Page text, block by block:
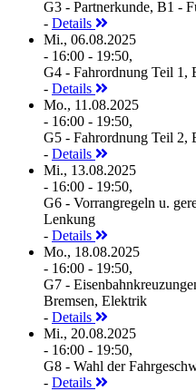
G3 - Partnerkunde, B1 -
- Details
Mi., 06.08.2025
- 16:00 - 19:50,
G4 - Fahrordnung Teil 1,
- Details
Mo., 11.08.2025
- 16:00 - 19:50,
G5 - Fahrordnung Teil 2,
- Details
Mi., 13.08.2025
- 16:00 - 19:50,
G6 - Vorrangregeln u.
Lenkung
- Details
Mo., 18.08.2025
- 16:00 - 19:50,
G7 -
Bremsen, Elektrik
- Details
Mi., 20.08.2025
- 16:00 - 19:50,
G8 - Wahl der
- Details